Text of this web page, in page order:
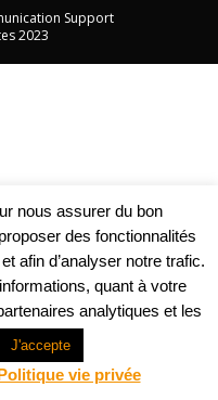
Support
2023
nous assurer du bon
des fonctionnalités
afin d’analyser notre trafic.
quant à votre
analytiques et les
J'accepte
vie privée